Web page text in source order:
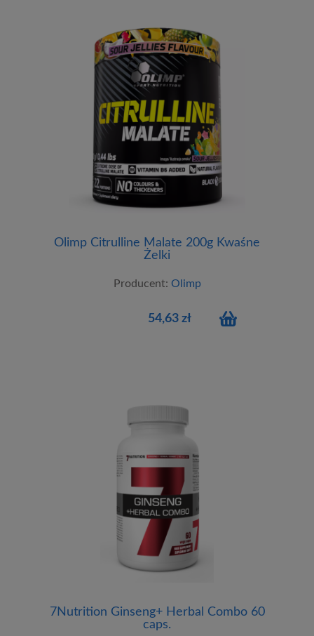
Olimp Citrulline Malate 200g Kwaśne
Żelki
Producent: Olimp
54,63 zł
7Nutrition Ginseng+ Herbal Combo 60
caps.